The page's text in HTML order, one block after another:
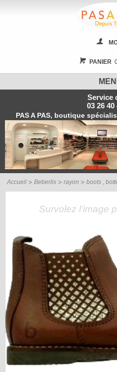
PANIER0
Service
03 26 40
PAS A PAS, boutique
Accueil Beberlis rayon boots ,
Survolez l’image